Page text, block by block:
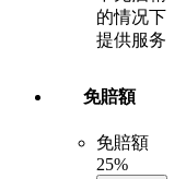
的情况下
提供服务
免賠額
免賠額
25%